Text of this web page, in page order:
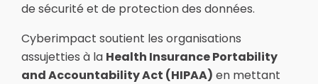
de sécurité et de protection des données.
Cyberimpact soutient les organisations
assujetties à la Health Insurance Portability
and Accountability Act (HIPAA) en mettant